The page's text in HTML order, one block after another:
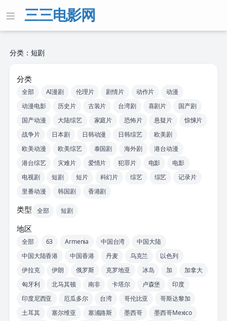
三三电影网
分类：短剧
分类
全部 AI漫剧 伦理片 剧情片 动作片
动漫
动漫电影
历史片 古装片 台湾剧 喜剧片
国产剧
国产动漫
大陆综艺 家庭片 恐怖片 悬疑片
惊悚片
战争片
日本剧 日韩动漫 日韩综艺
欧美剧
欧美动漫
欧美综艺 泰国剧 海外剧
港台动漫
港台综艺
灾难片 爱情片 犯罪片 电影
电影
电视剧
短剧 短片 科幻片 综艺 综艺
记录片
里番动漫
韩国剧 香港剧
类型 全部 短剧
地区
全部 63 Armenia 中国台湾
中国大陆
中国大陆香港
中国香港 丹麦 乌克兰
以色列
伊拉克
伊朗 俄罗斯 克罗地亚 冰岛 加
加拿大
匈牙利
北马其顿 南非 卡塔尔 卢森堡
印度
印度尼西亚
厄瓜多尔 台湾 哥伦比亚
哥斯达黎加
土耳其
塞尔维亚 塞浦路斯 墨西哥
墨西哥Mexico